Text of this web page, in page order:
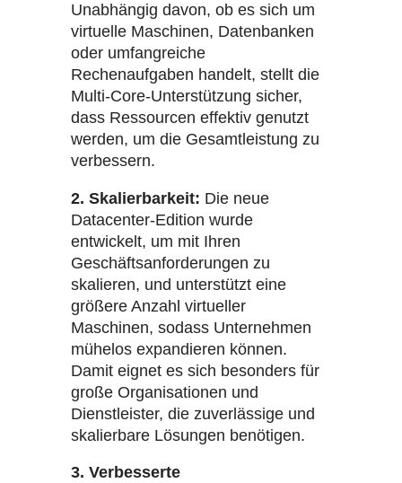
Unabhängig davon, ob es sich um
virtuelle Maschinen, Datenbanken
oder umfangreiche
Rechenaufgaben handelt, stellt die
Multi-Core-Unterstützung sicher,
dass Ressourcen effektiv genutzt
werden, um die Gesamtleistung zu
verbessern.
2. Skalierbarkeit: Die neue
Datacenter-Edition wurde
entwickelt, um mit Ihren
Geschäftsanforderungen zu
skalieren, und unterstützt eine
größere Anzahl virtueller
Maschinen, sodass Unternehmen
mühelos expandieren können.
Damit eignet es sich besonders für
große Organisationen und
Dienstleister, die zuverlässige und
skalierbare Lösungen benötigen.
3. Verbesserte